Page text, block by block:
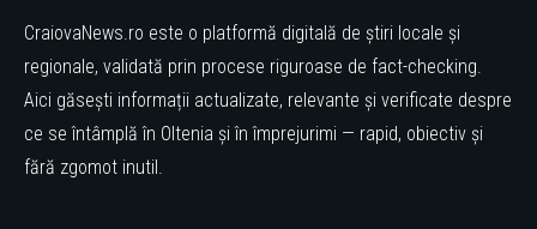
CraiovaNews.ro este o platformă digitală de știri locale și
regionale, validată prin procese riguroase de fact-checking.
Aici găsești informații actualizate, relevante și verificate despre
ce se întâmplă în Oltenia și în împrejurimi — rapid, obiectiv și
fără zgomot inutil.